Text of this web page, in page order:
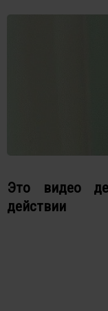
Это видео
действии